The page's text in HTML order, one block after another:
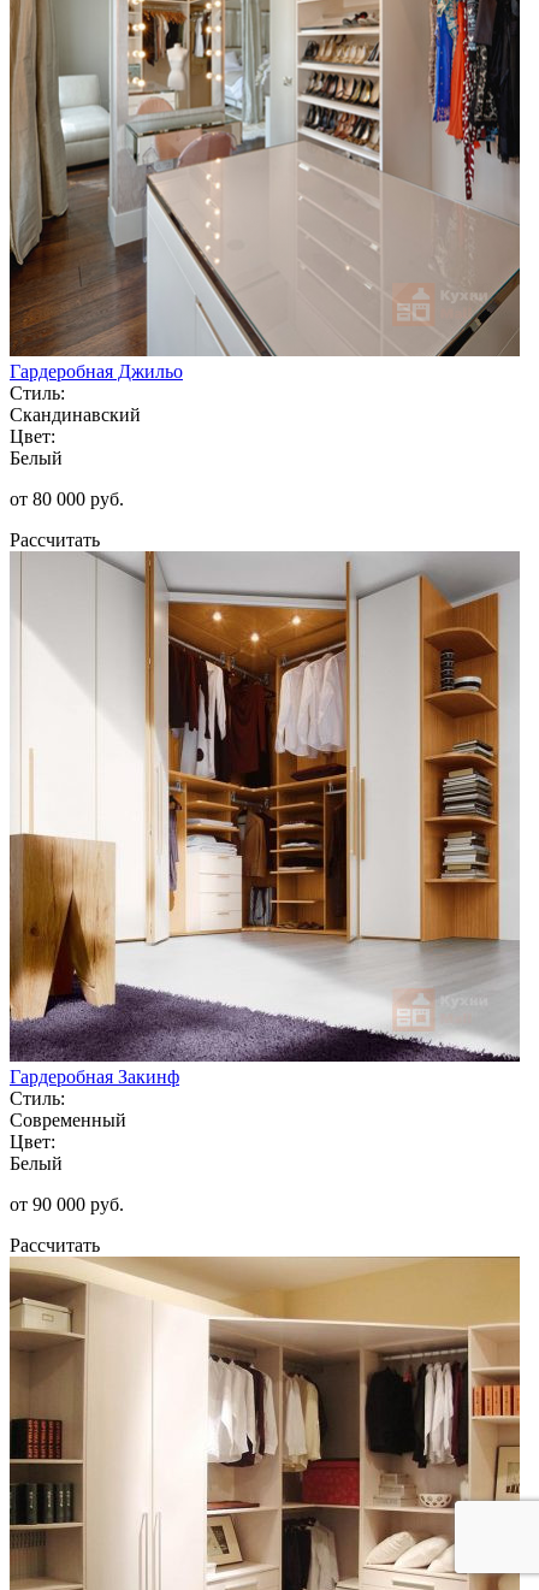
Гардеробная Джильо
Стиль:
Скандинавский
Цвет:
Белый
от 80 000 руб.
Рассчитать
Гардеробная Закинф
Стиль:
Современный
Цвет:
Белый
от 90 000 руб.
Рассчитать